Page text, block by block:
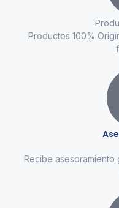
Productos 100%
Recibe asesoramiento